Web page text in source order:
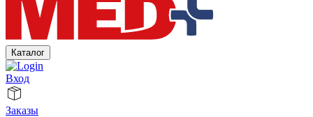
Каталог
Вход
Заказы